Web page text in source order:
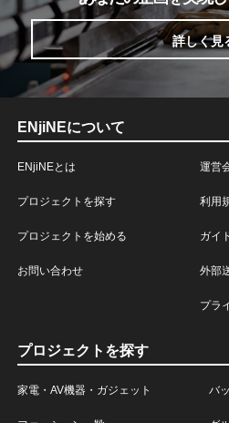
詳しく見
ENjiNEについて
ENjiNEとは
プロジェクトを探す
プロジェクトを始める
お問い合わせ
運営
利用
ガイ
外部
プラ
プロジェクトを探す
家電・AV機器・ガジェット バ